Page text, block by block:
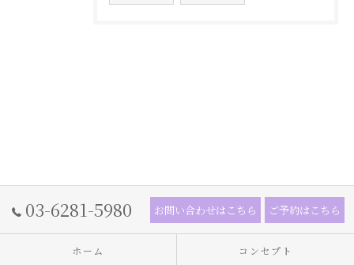
03-6281-5980 お問い合わせはこちら ご予約はこちら
ホーム コンセプト